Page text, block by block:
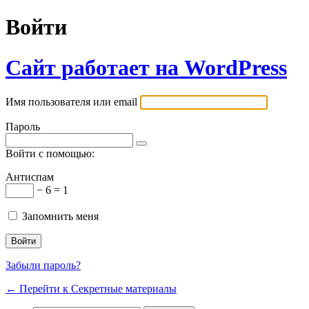
Войти
Сайт работает на WordPress
Имя пользователя или email
Пароль
Войти с помощью:
Антиспам
− 6 = 1
Запомнить меня
Забыли пароль?
← Перейти к Секретные материалы